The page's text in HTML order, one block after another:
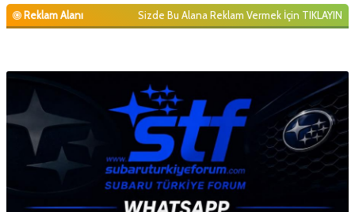
Reklam Alanı Sizde Bu Alana Reklam Vermek İçin TIKLAYIN